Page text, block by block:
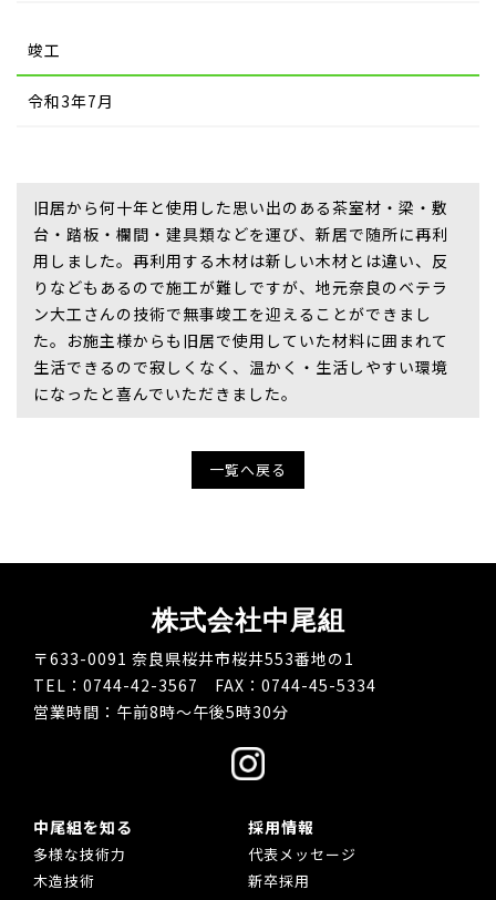
竣工
令和3年7月
旧居から何十年と使用した思い出のある茶室材・梁・敷
台・踏板・欄間・建具類などを運び、新居で随所に再利
用しました。再利用する木材は新しい木材とは違い、反
りなどもあるので施工が難しですが、地元奈良のベテラ
ン大工さんの技術で無事竣工を迎えることができまし
た。お施主様からも旧居で使用していた材料に囲まれて
生活できるので寂しくなく、温かく・生活しやすい環境
になったと喜んでいただきました。
一覧へ戻る
株式会社中尾組
〒633-0091 奈良県桜井市桜井553番地の1
TEL：0744-42-3567 FAX：0744-45-5334
営業時間：午前8時～午後5時30分
中尾組を知る
多様な技術力
木造技術
採用情報
代表メッセージ
新卒採用